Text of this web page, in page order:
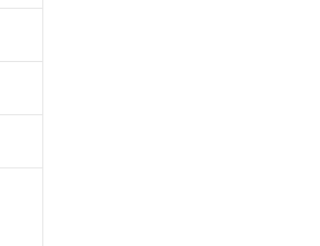
品です。
のある商品です。
出す予定はありません。
認中の商品です。
どやむを得ず変更すること